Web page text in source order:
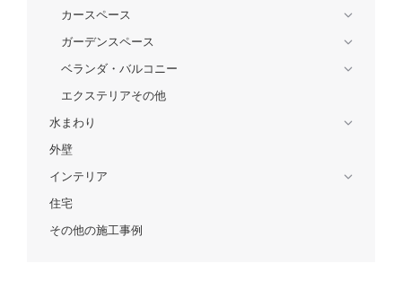
カースペース
ガーデンスペース
ベランダ・バルコニー
エクステリアその他
水まわり
外壁
インテリア
住宅
その他の施工事例